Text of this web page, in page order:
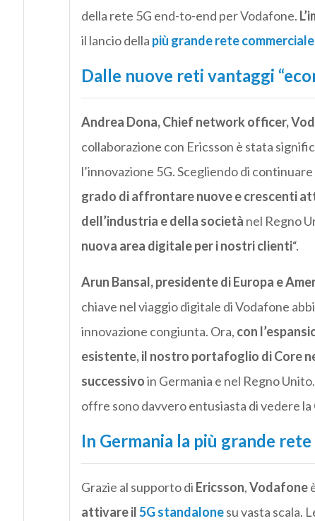
della rete 5G end-to-end per Vodafone.
il lancio della più grande rete
Dalle nuove reti vantaggi
Andrea Dona, Chief network officer,
collaborazione con Ericsson è stata
l’innovazione 5G. Scegliendo di
grado di affrontare nuove e crescenti
dell’industria e della società nel Regno
nuova area digitale per i nostri clienti“.
Arun Bansal, presidente di Europa e
chiave nel viaggio digitale di Vodafone
innovazione congiunta. Ora, con
esistente, il nostro portafoglio di Core
successivoin Germania e nel Regno
offre sono davvero entusiasta di vedere la
In Germania la più grande
Grazie al supporto di Ericsson,Vodafone
attivare il5G standalone su vasta scala.